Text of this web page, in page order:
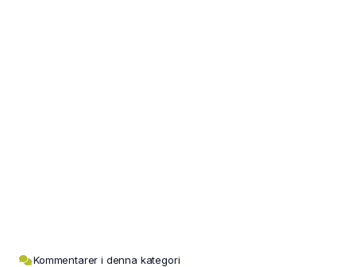
Kommentarer i denna kategori